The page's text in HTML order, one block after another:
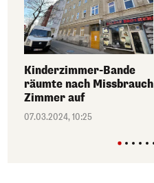
Kinderzimmer-Bande
räumte nach Missbrauch
Zimmer auf
07.03.2024, 10:25